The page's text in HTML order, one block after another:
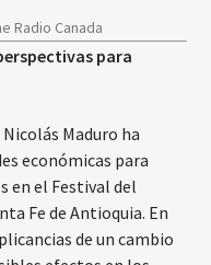
Radio Canada
para
Maduro ha
económicas para
en el Festival del
Fe de Antioquia. En
de un cambio